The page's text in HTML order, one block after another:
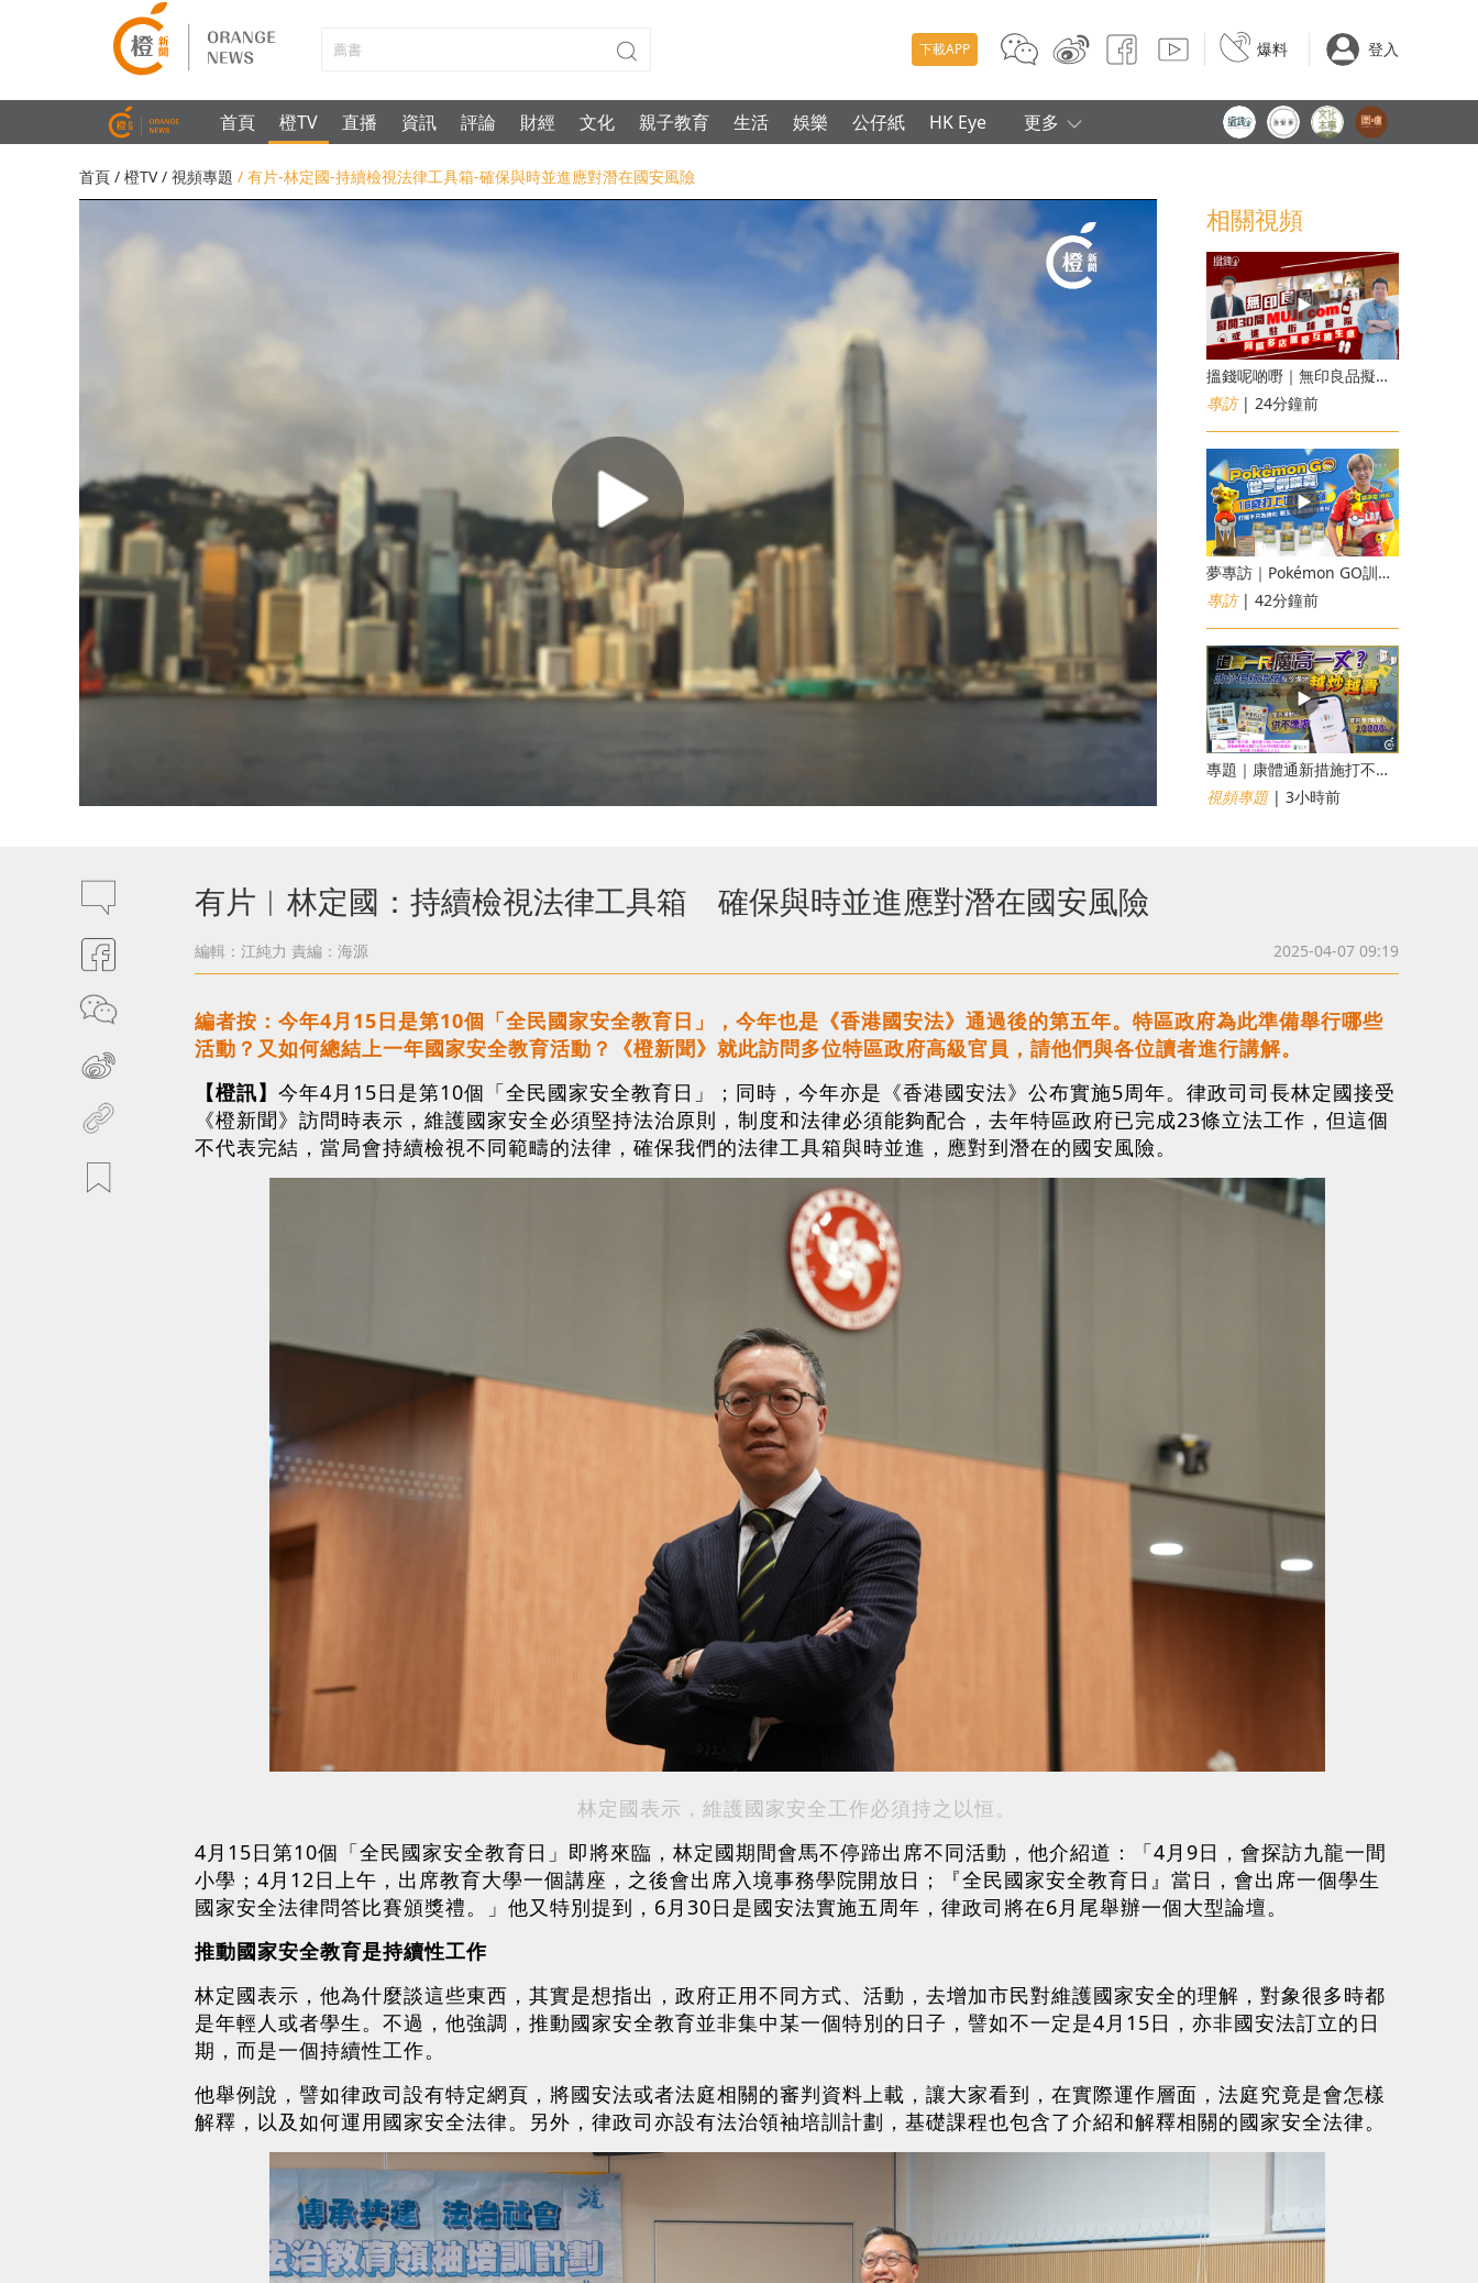
下載APP 爆料 登入
首頁 橙TV 直播 資訊 評論 財經 文化 親子教育 生活 娛樂 公仔紙 HK Eye 更多
首頁 / 橙TV/ 視頻專題 / 有片-林定國-持續檢視法律工具箱-確保與時並進應對潛在國安風險
相關視頻
搵錢呢啲嘢｜無印良品擬開30間「MUJI com」 或進駐街舖醫院 同區多店無憂互搶生意
專訪| 24分鐘前
夢專訪｜Pokémon GO訓練員「蝦皮」16歲打上世界第一！戰友成最強後盾
專訪| 42分鐘前
專題｜康體通新措施打不倒黃牛？室內運動場一場難求越炒越貴
視頻專題| 3小時前
有片︱林定國：持續檢視法律工具箱 確保與時並進應對潛在國安風險
編輯：江純力 責編：海源 2025-04-07 09:19
編者按：今年4月15日是第10個「全民國家安全教育日」，今年也是《香港國安法》通過後的第五年。特區政府為此準備舉行哪些
活動？又如何總結上一年國家安全教育活動？《橙新聞》就此訪問多位特區政府高級官員，請他們與各位讀者進行講解。
【橙訊】 今年4月15日是第10個「全民國家安全教育日」；同時，今年亦是《香港國安法》公布實施5周年。律政司司長林定國接受
《橙新聞》訪問時表示，維護國家安全必須堅持法治原則，制度和法律必須能夠配合，去年特區政府已完成23條立法工作，但這個
不代表完結，當局會持續檢視不同範疇的法律，確保我們的法律工具箱與時並進，應對到潛在的國安風險。
林定國表示，維護國家安全工作必須持之以恒。
4月15日第10個「全民國家安全教育日」即將來臨，林定國期間會馬不停蹄出席不同活動，他介紹道：「4月9日，會探訪九龍一間
小學；4月12日上午，出席教育大學一個講座，之後會出席入境事務學院開放日；『全民國家安全教育日』當日，會出席一個學生
國家安全法律問答比賽頒獎禮。」他又特別提到，6月30日是國安法實施五周年，律政司將在6月尾舉辦一個大型論壇。
推動國家安全教育是持續性工作
林定國表示，他為什麼談這些東西，其實是想指出，政府正用不同方式、活動，去增加市民對維護國家安全的理解，對象很多時都
是年輕人或者學生。不過，他強調，推動國家安全教育並非集中某一個特別的日子，譬如不一定是4月15日，亦非國安法訂立的日
期，而是一個持續性工作。
他舉例說，譬如律政司設有特定網頁，將國安法或者法庭相關的審判資料上載，讓大家看到，在實際運作層面，法庭究竟是會怎樣
解釋，以及如何運用國家安全法律。另外，律政司亦設有法治領袖培訓計劃，基礎課程也包含了介紹和解釋相關的國家安全法律。